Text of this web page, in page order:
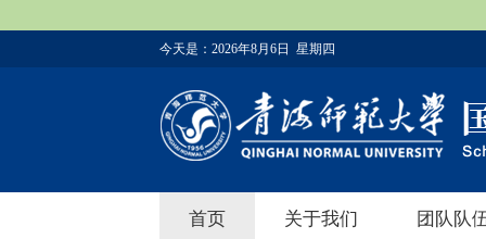
今天是： 2026年8月6日 星期四
首页 关于我们 团队队